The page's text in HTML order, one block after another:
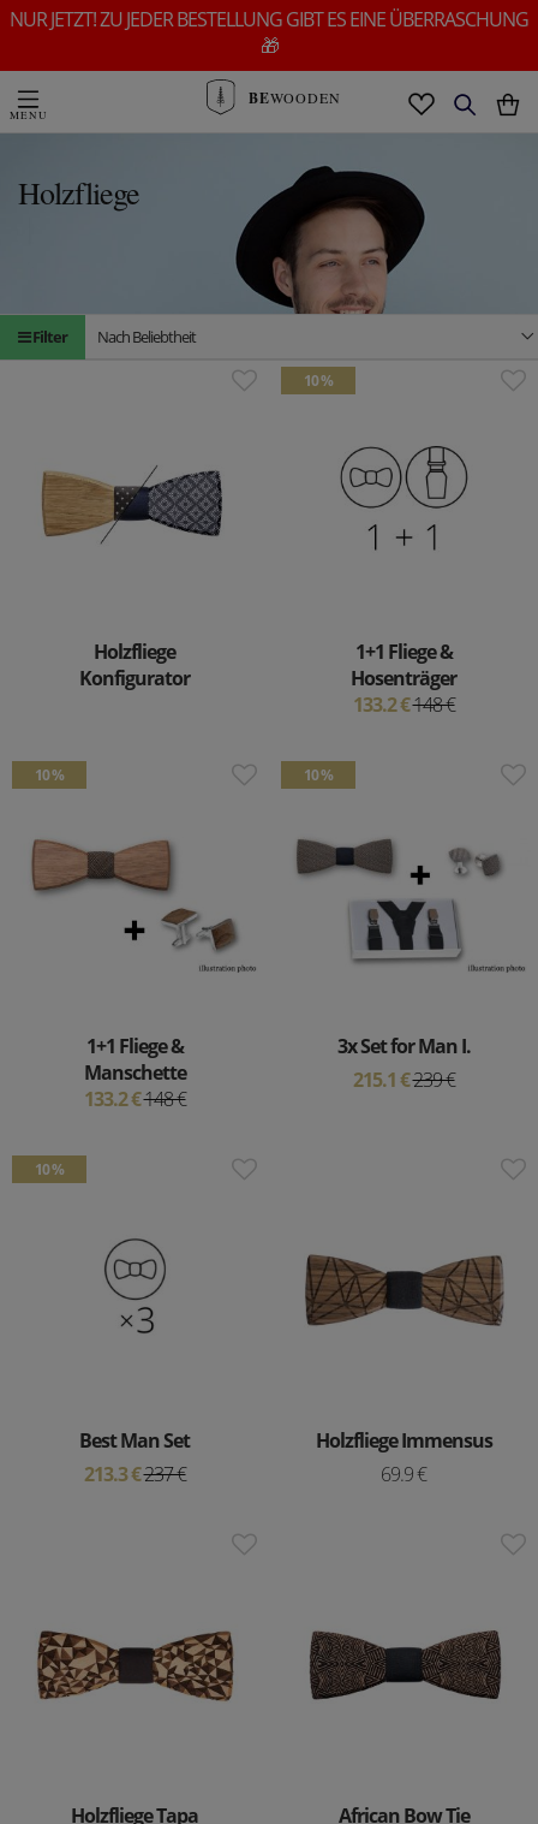
NUR JETZT! ZU JEDER BESTELLUNG GIBT ES EINE ÜBERRASCHUNG
🎁
BEWOODEN
Holzfliege
Filter Nach Beliebtheit
Holzfliege
Konfigurator
10 %
1+1 Fliege &
Hosenträger
133.2 €148 €
10 %
1+1 Fliege &
Manschette
133.2 €148 €
10 %
3x Set for Man I.
215.1 €239 €
10 %
Best Man Set
213.3 €237 €
Holzfliege Immensus
69.9 €
Holzfliege Tapa
African Bow Tie